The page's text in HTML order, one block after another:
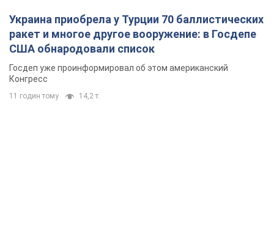
Украина приобрела у Турции 70 баллистических
ракет и многое другое вооружение: в Госдепе
США обнародовали список
Госдеп уже проинформировал об этом американский
Конгресс
11 годин тому 14,2 т.